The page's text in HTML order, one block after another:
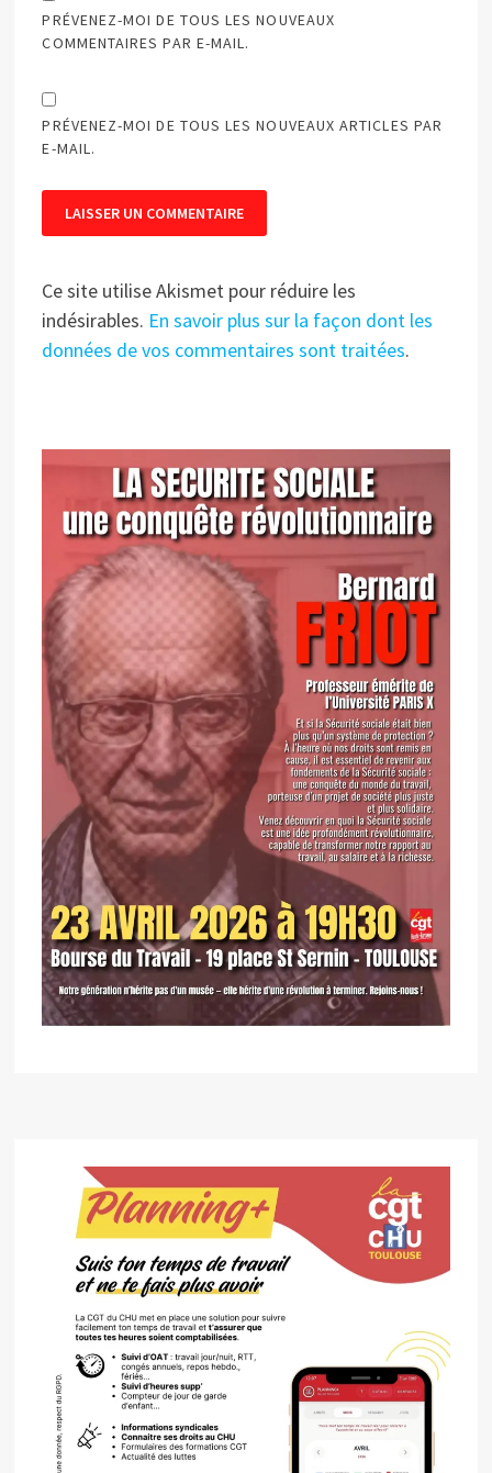
PRÉVENEZ-MOI DE TOUS LES NOUVEAUX
COMMENTAIRES PAR E-MAIL.
PRÉVENEZ-MOI DE TOUS LES NOUVEAUX ARTICLES PAR
E-MAIL.
Ce site utilise Akismet pour réduire les
indésirables. En savoir plus sur la façon dont les
données de vos commentaires sont traitées.